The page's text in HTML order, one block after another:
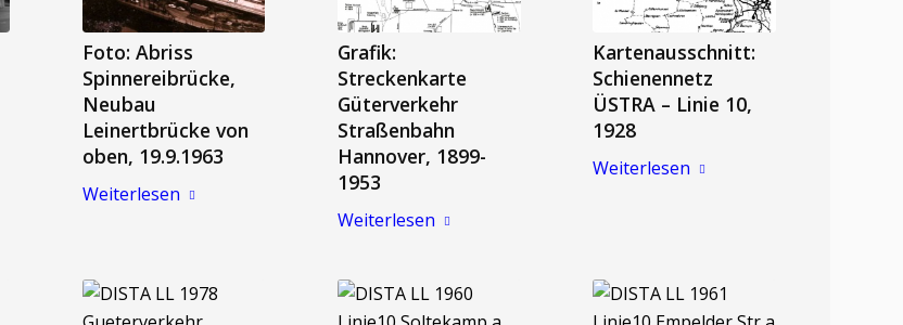
Foto: Abriss
Spinnereibrücke,
Neubau
Leinertbrücke von
oben, 19.9.1963
Weiterlesen
Grafik:
Streckenkarte
Güterverkehr
Straßenbahn
Hannover, 1899-
1953
Weiterlesen
Kartenausschnitt:
Schienennetz
ÜSTRA – Linie 10,
1928
Weiterlesen